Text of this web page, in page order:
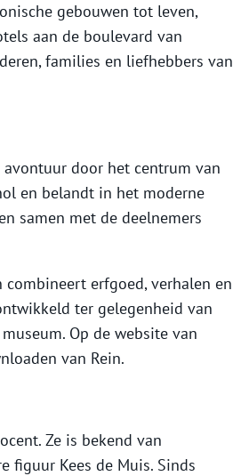
gebouwen tot leven,
aan de boulevard van
families en liefhebbers van
door het centrum van
en belandt in het moderne
samen met de deelnemers
erfgoed, verhalen en
ter gelegenheid van
Op de website van
van Rein.
Ze is bekend van
figuur Kees de Muis. Sinds